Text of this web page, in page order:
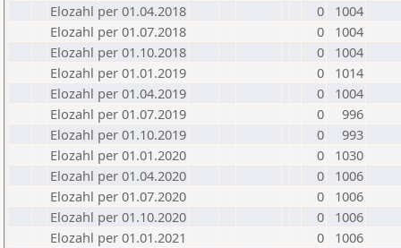
Elozahl per 01.04.2018
0
1004
Elozahl per 01.07.2018
0
1004
Elozahl per 01.10.2018
0
1004
Elozahl per 01.01.2019
0
1014
Elozahl per 01.04.2019
0
1004
Elozahl per 01.07.2019
0
996
Elozahl per 01.10.2019
0
993
Elozahl per 01.01.2020
0
1030
Elozahl per 01.04.2020
0
1006
Elozahl per 01.07.2020
0
1006
Elozahl per 01.10.2020
0
1006
Elozahl per 01.01.2021
0
1006